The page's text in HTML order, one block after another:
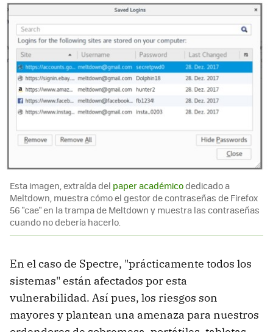
Esta imagen, extraída del paper académicodedicado a
Meltdown, muestra cómo el gestor de contraseñas de Firefox
56 "cae" en la trampa de Meltdown y muestra las contraseñas
cuando no debería hacerlo.
En el caso de Spectre, "prácticamente todos los
sistemas" están afectados por esta
vulnerabilidad. Así pues, los riesgos son
mayores y plantean una amenaza para nuestros